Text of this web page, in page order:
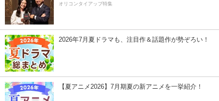
オリコンタイアップ特集
2026年7月夏ドラマも、注目作＆話題作が勢ぞろい！
【夏アニメ2026】7月期夏の新アニメを一挙紹介！